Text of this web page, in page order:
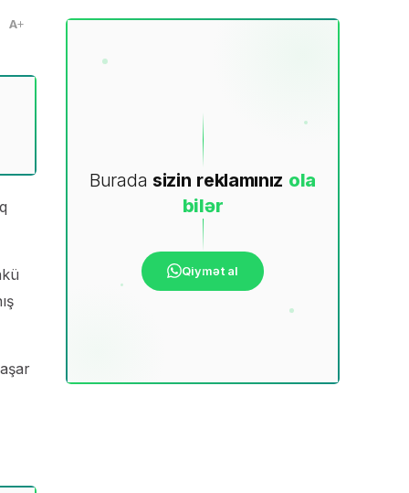
A
Burada sizin reklamınız ola
bilər
Qiymət al